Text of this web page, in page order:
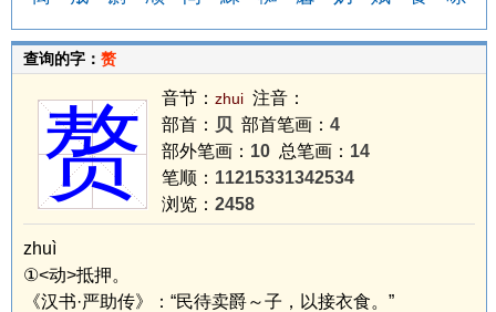
查询的字： 赘
赘 音节： zhui 注音：
部首： 贝 部首笔画： 4
部外笔画： 10 总笔画： 14
笔顺： 11215331342534
浏览： 2458
zhuì
①<动>抵押。
《汉书·严助传》：“民待卖爵～子，以接衣食。”